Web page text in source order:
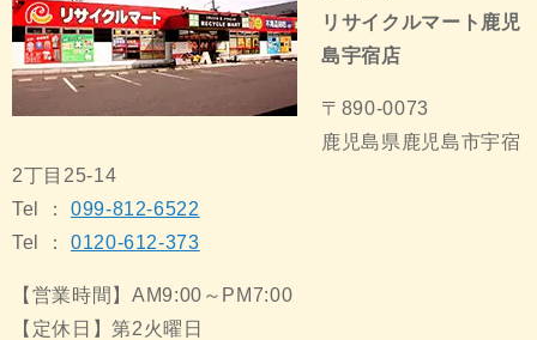
リサイクルマート鹿児
島宇宿店
〒890-0073
鹿児島県鹿児島市宇宿
2丁目25-14
Tel ： 099-812-6522
Tel ： 0120-612-373
【営業時間】AM9:00～PM7:00
【定休日】第2火曜日